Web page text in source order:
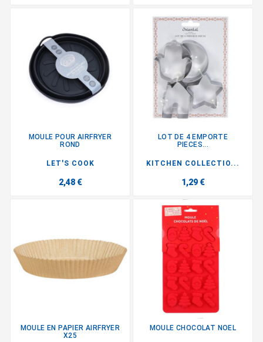
MOULE POUR AIRFRYER
ROND
LET'S COOK
2,48 €
LOT DE 4 EMPORTE
PIECES...
KITCHEN COLLECTIO...
1,29 €
MOULE EN PAPIER AIRFRYER
X25
MOULE CHOCOLAT NOEL